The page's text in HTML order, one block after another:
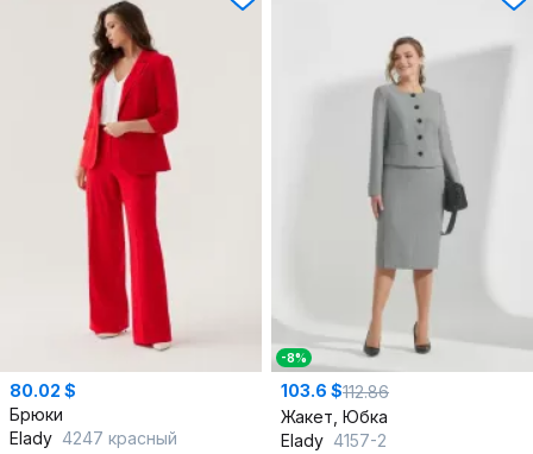
80.02 $
Брюки
Elady 4247 красный
-8%
103.6 $112.86
Жакет, Юбка
Elady 4157-2